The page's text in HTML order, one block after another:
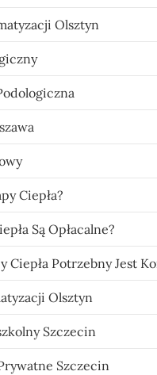
Olsztyn
Ciepła?
Są Opłacalne?
Ciepła Potrzebny Jest
Olsztyn
Szczecin
Szczecin